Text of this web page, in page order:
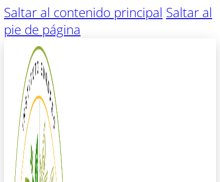
Saltar al contenido principal Saltar al
pie de página